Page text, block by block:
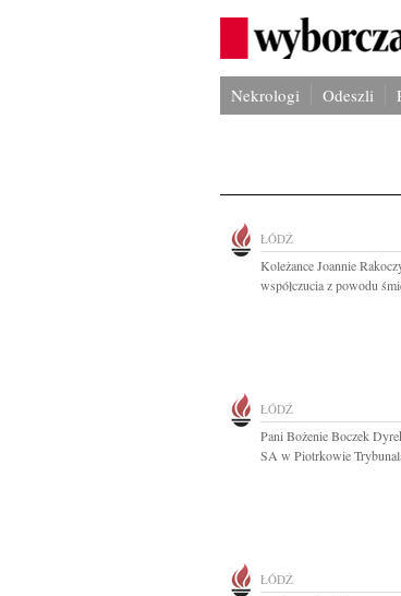
Nekrologi Odeszli
ŁÓDŹ
Koleżance Joannie
współczucia z powodu
ŁÓDŹ
Pani Bożenie Boczek
SA w Piotrkowie
ŁÓDŹ